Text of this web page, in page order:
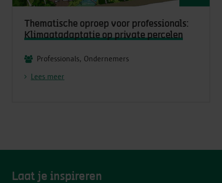
Thematische oproep voor professionals:
Klimaatadaptatie op private percelen
Professionals, Ondernemers
Lees meer
Laat je inspireren